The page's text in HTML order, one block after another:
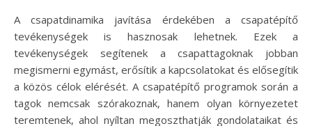
A csapatdinamika javítása érdekében a csapatépítő
tevékenységek is hasznosak lehetnek. Ezek a
tevékenységek segítenek a csapattagoknak jobban
megismerni egymást, erősítik a kapcsolatokat és elősegítik
a közös célok elérését. A csapatépítő programok során a
tagok nemcsak szórakoznak, hanem olyan környezetet
teremtenek, ahol nyíltan megoszthatják gondolataikat és